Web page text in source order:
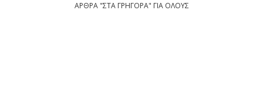
ΑΡΘΡΑ "ΣΤΑ ΓΡΗΓΟΡΑ" ΓΙΑ ΟΛΟΥΣ